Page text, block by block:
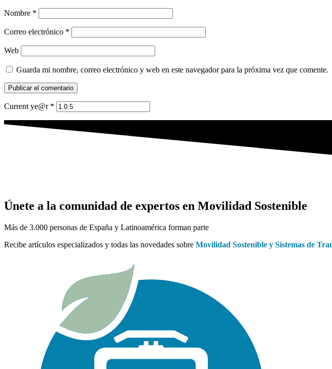
Nombre *
Correo electrónico *
Web
Guarda mi nombre, correo electrónico y web en este navegador para la próxima vez que comente.
Current ye@r *
Únete a la comunidad de expertos en Movilidad Sostenible
Más de 3.000 personas de España y Latinoamérica forman parte
Recibe artículos especializados y todas las novedades sobre Movilidad Sostenible y Sistemas de